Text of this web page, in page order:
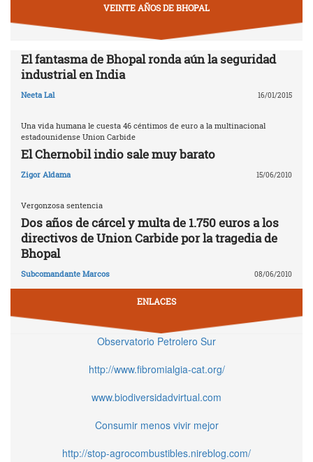
VEINTE AÑOS DE BHOPAL
El fantasma de Bhopal ronda aún la seguridad
industrial en India
Neeta Lal 16/01/2015
Una vida humana le cuesta 46 céntimos de euro a la multinacional
estadounidense Union Carbide
El Chernobil indio sale muy barato
Zigor Aldama 15/06/2010
Vergonzosa sentencia
Dos años de cárcel y multa de 1.750 euros a los
directivos de Union Carbide por la tragedia de
Bhopal
Subcomandante Marcos 08/06/2010
ENLACES
Observatorio Petrolero Sur
http://www.fibromialgia-cat.org/
www.biodiversidadvirtual.com
Consumir menos vivir mejor
http://stop-agrocombustibles.nireblog.com/